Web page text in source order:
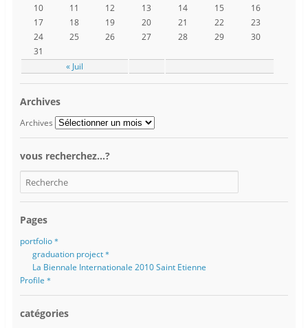
« Juil
10
11 12 13 14 15
16
17
18 19 20 21 22
23
24
25 26 27 28 29
30
31
Archives
Archives
vous recherchez…?
Pages
portfolio＊
graduation project＊
La Biennale Internationale 2010 Saint Etienne
Profile＊
catégories